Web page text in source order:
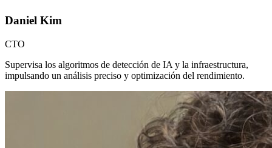
Daniel Kim
CTO
Supervisa los algoritmos de detección de IA y la infraestructura,
impulsando un análisis preciso y optimización del rendimiento.